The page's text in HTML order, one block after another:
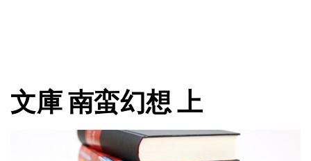
文庫 南蛮幻想 上